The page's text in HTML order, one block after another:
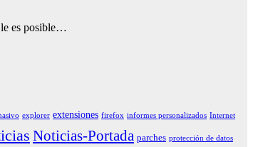
le es posible…
explorer extensiones firefox informes personalizados Internet
Noticias-Portada parches protección de datos